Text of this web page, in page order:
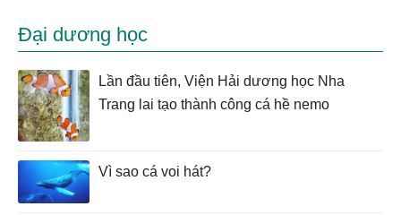
Đại dương học
Lần đầu tiên, Viện Hải dương học Nha
Trang lai tạo thành công cá hề nemo
Vì sao cá voi hát?